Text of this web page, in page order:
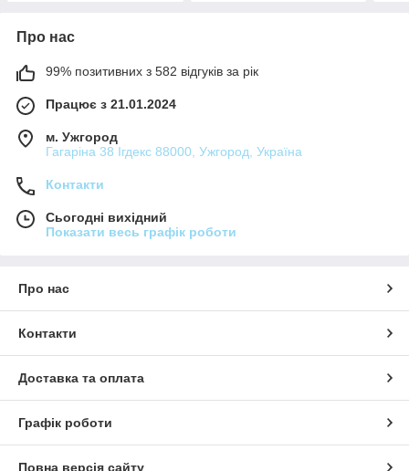
Про нас
99% позитивних з 582 відгуків за рік
Працює з 21.01.2024
м. Ужгород
Гагаріна 38 Ігдекс 88000, Ужгород, Україна
Контакти
Сьогодні вихідний
Показати весь графік роботи
Про нас
Контакти
Доставка та оплата
Графік роботи
Повна версія сайту